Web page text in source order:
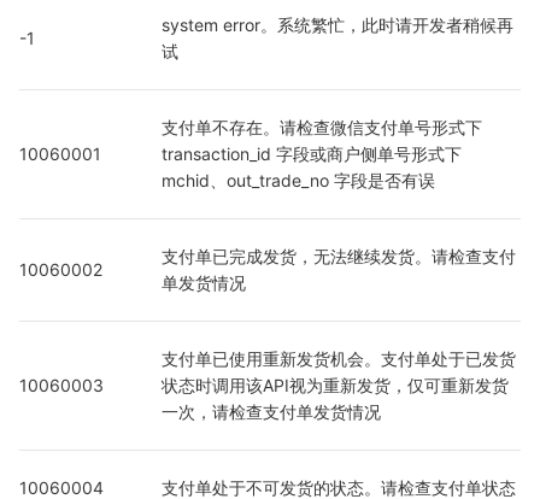
-1
system error。系统繁忙，此时请开发者稍候再
试
10060001
支付单不存在。请检查微信支付单号形式下
transaction_id 字段或商户侧单号形式下
mchid、out_trade_no 字段是否有误
10060002
支付单已完成发货，无法继续发货。请检查支付
单发货情况
10060003
支付单已使用重新发货机会。支付单处于已发货
状态时调用该API视为重新发货，仅可重新发货
一次，请检查支付单发货情况
10060004 支付单处于不可发货的状态。请检查支付单状态